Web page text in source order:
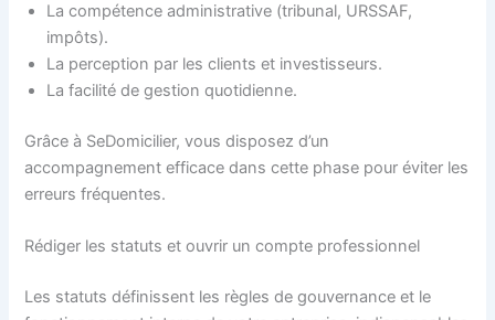
La compétence administrative (tribunal, URSSAF,
impôts).
La perception par les clients et investisseurs.
La facilité de gestion quotidienne.
Grâce à SeDomicilier, vous disposez d’un
accompagnement efficace dans cette phase pour éviter les
erreurs fréquentes.
Rédiger les statuts et ouvrir un compte professionnel
Les statuts définissent les règles de gouvernance et le